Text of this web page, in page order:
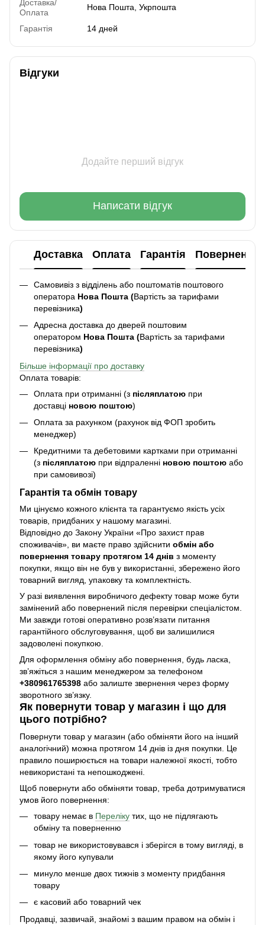
Доставка/
Оплата
Нова Пошта, Укрпошта
Гарантія 14 дней
Відгуки
Додайте перший відгук
Написати відгук
Доставка Оплата Гарантія Повернення
Самовивіз з відділень або поштоматів поштового
оператора Нова Пошта (Вартість за тарифами
перевізника)
Адресна доставка до дверей поштовим
оператором Нова Пошта (Вартість за тарифами
перевізника)
Більше інформації про доставку
Оплата товарів:
Оплата при отриманні (з післяплатою при
доставці новою поштою)
Оплата за рахунком (рахунок від ФОП зробить
менеджер)
Кредитними та дебетовими картками при отриманні
(з післяплатою при відпраленні новою поштою або
при самовивозі)
Гарантія та обмін товару
Ми цінуємо кожного клієнта та гарантуємо якість усіх
товарів, придбаних у нашому магазині.
Відповідно до Закону України «Про захист прав
споживачів», ви маєте право здійснити обмін або
повернення товару протягом 14 днів з моменту
покупки, якщо він не був у використанні, збережено його
товарний вигляд, упаковку та комплектність.
У разі виявлення виробничого дефекту товар може бути
замінений або повернений після перевірки спеціалістом.
Ми завжди готові оперативно розв’язати питання
гарантійного обслуговування, щоб ви залишилися
задоволені покупкою.
Для оформлення обміну або повернення, будь ласка,
зв’яжіться з нашим менеджером за телефоном
+380961765398 або залиште звернення через форму
зворотного зв’язку.
Як повернути товар у магазин і що для
цього потрібно?
Повернути товар у магазин (або обміняти його на інший
аналогічний) можна протягом 14 днів із дня покупки. Це
правило поширюється на товари належної якості, тобто
невикористані та непошкоджені.
Щоб повернути або обміняти товар, треба дотримуватися
умов його повернення:
товару немає в Переліку тих, що не підлягають
обміну та поверненню
товар не використовувався і зберігся в тому вигляді, в
якому його купували
минуло менше двох тижнів з моменту придбання
товару
є касовий або товарний чек
Продавці, зазвичай, знайомі з вашим правом на обмін і